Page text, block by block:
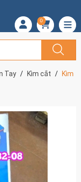
0
Tay Kìm cắt
Kìm